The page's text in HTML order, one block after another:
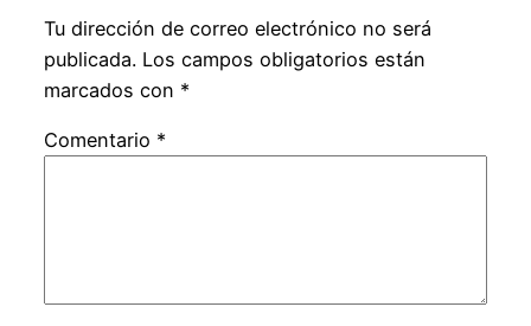
Tu dirección de correo electrónico no será
publicada. Los campos obligatorios están
marcados con *
Comentario *